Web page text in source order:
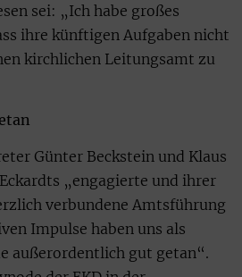
sei: „Ich habe großes
ihre künftigen Aufgaben nicht
kirchlichen Leitungsamt zu
Günter Beckstein und Klaus
„engagierte und ihrer
verbundene Amtsführung
Impulse haben uns als
außerordentlich gut getan“.